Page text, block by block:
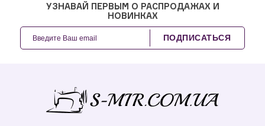
УЗНАВАЙ ПЕРВЫМ О РАСПРОДАЖАХ И
НОВИНКАХ
ПОДПИСАТЬСЯ